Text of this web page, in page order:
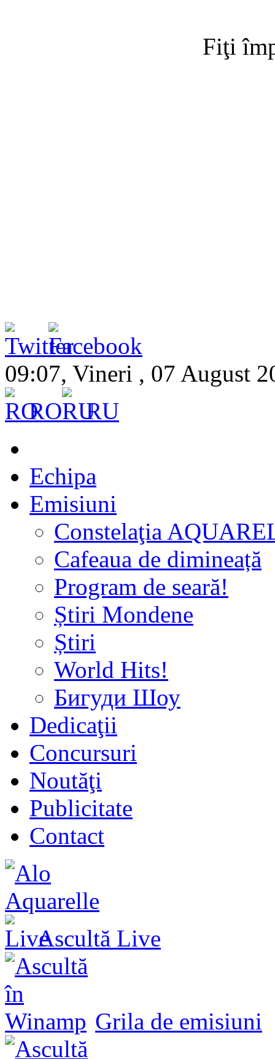
Fiţi
09:07, Vineri , 07 August
RO
RU
Echipa
Emisiuni
Constelaţia
Cafeaua de dimineață
Program de seară!
Știri Mondene
Știri
World Hits!
Бигуди Шоу
Dedicaţii
Concursuri
Noutăţi
Publicitate
Contact
Ascultă Live
Grila de emisiuni